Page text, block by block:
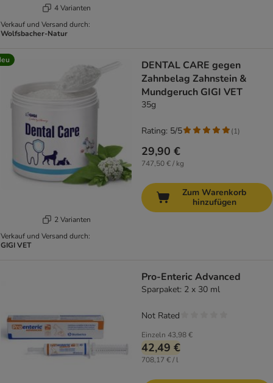
4 Varianten
Verkauf und Versand durch:
Wolfsbacher-Natur
2 Varianten
Verkauf und Versand durch:
GIGI VET
DENTAL CARE gegen
Zahnbelag Zahnstein &
Mundgeruch GIGI VET
35g
29,90 €
747,50 € / kg
Rating: 5/5 (1)
Zum Warenkorb
hinzufügen
Pro-Enteric Advanced
Sparpaket: 2 x 30 ml
Einzeln 43,98 €
42,49 €
708,17 € / l
Not Rated